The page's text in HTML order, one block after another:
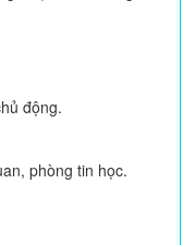
động.
phòng tin học.